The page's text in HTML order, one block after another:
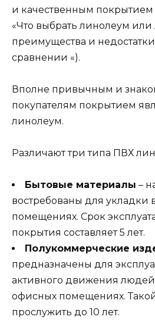
и качественным покрытием
«Что выбрать линолеум или
преимущества и
сравнении «).
Вполне привычным и
покупателям покрытием
линолеум.
Различают три типа ПВХ
Бытовые материалы –
востребованы для укладки
помещениях. Срок
покрытия составляет 5 лет.
Полукоммерческие
предназначены для
активного движения
офисных помещениях.
прослужить до 10 лет.